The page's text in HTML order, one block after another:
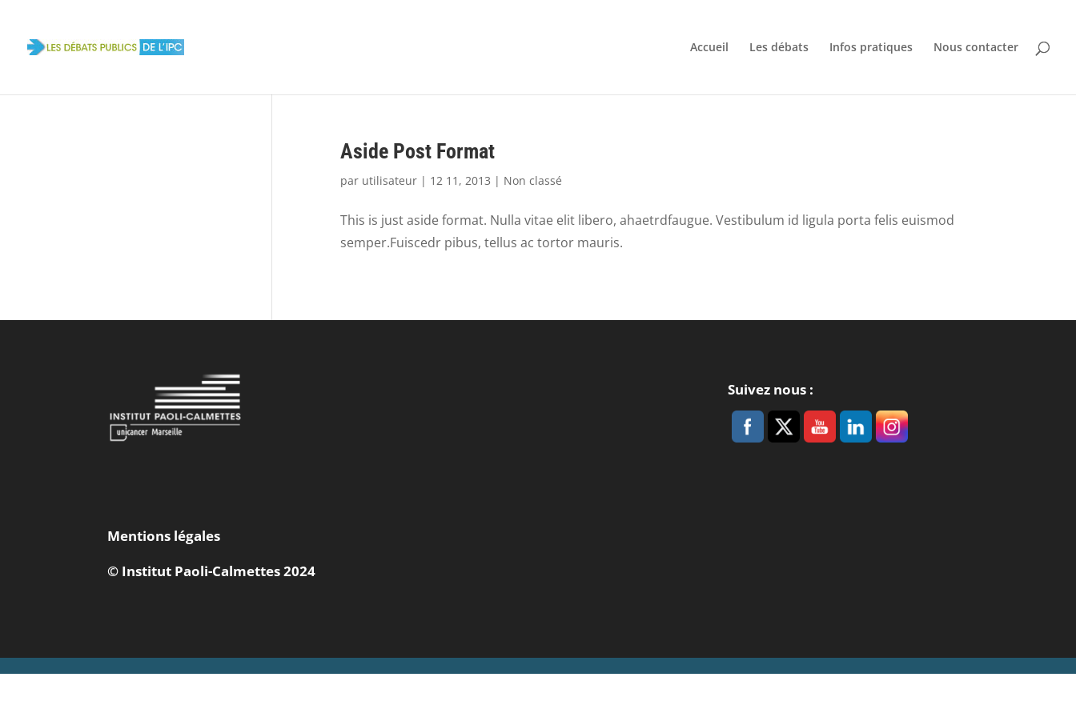
Accueil Les débats Infos pratiques Nous contacter
Aside Post Format
par utilisateur| 12 11, 2013 | Non classé
This is just aside format. Nulla vitae elit libero, ahaetrdfaugue. Vestibulum id ligula porta felis euismod
semper.Fuiscedr pibus, tellus ac tortor mauris.
Mentions légales
© Institut Paoli-Calmettes 2024
Suivez nous :